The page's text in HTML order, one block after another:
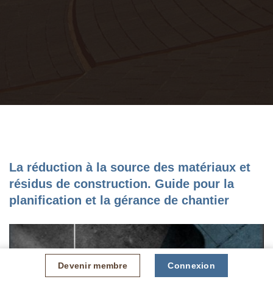
Devenir membre Connexion
La réduction à la source des matériaux et
résidus de construction. Guide pour la
planification et la gérance de chantier